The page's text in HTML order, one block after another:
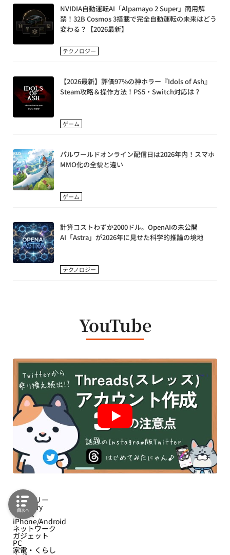
NVIDIA自動運転AI「Alpamayo 2 Super」商用解
禁！32B Cosmos 3搭載で完全自動運転の未来はどう
変わる？【2026最新】
テクノロジー
【2026最新】評価97%の神ホラー『Idols of Ash』
Steam攻略＆操作方法！PS5・Switch対応は？
ゲーム
パルワールドオンライン配信日は2026年内！スマホ
MMO化の全貌と違い
ゲーム
計算コストわずか2000ドル。OpenAIの未公開
AI「Astra」が2026年に見せた科学的推論の境地
テクノロジー
YouTube
カテゴリー
Category
ゲーム
iPhone/Android
ネットワーク
ガジェット
PC
家電・くらし
目次へ